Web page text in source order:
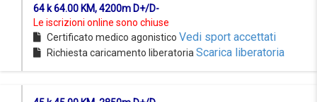
64 k 64.00 KM, 4200m D+/D-
Le iscrizioni online sono chiuse
Certificato medico agonistico Vedi sport accettati
Richiesta caricamento liberatoria Scarica liberatoria